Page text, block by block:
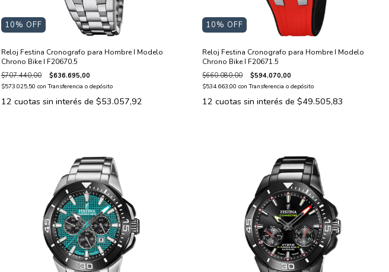
10% OFF
Reloj Festina Cronografo para Hombre I Modelo
Chrono Bike I F20670.5
$707.440,00 $636.695,00
$573.025,50 con Transferencia o depósito
12 cuotas sin interés de $53.057,92
10% OFF
Reloj Festina Cronografo para Hombre I Modelo
Chrono Bike I F20671.5
$660.080,00 $594.070,00
$534.663,00con Transferencia o depósito
12 cuotas sin interés de$49.505,83